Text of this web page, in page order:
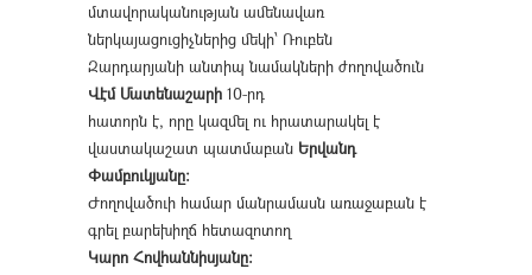
մտավորականության ամենավառ
ներկայացուցիչներից մեկի՝ Ռուբեն
Զարդարյանի անտիպ նամակների ժողովածուն
Վէմ Մատենաշարի 10-րդ
հատորն է, որը կազմել ու հրատարակել է
վաստակաշատ պատմաբան Երվանդ
Փամբուկյանը։
Ժողովածուի համար մանրամասն առաջաբան է
գրել բարեխիղճ հետազոտող
Կարո Հովհաննիսյանը։